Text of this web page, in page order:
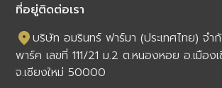
ที่อยู่ติดต่อเรา
บริษัท อมรินทร์ ฟาร์มา (ประเทศไทย) จำ
พาร์ค เลขที่ 111/21 ม.2 ต.หนองหอย อ.เมือง
จ.เชียงใหม่ 50000